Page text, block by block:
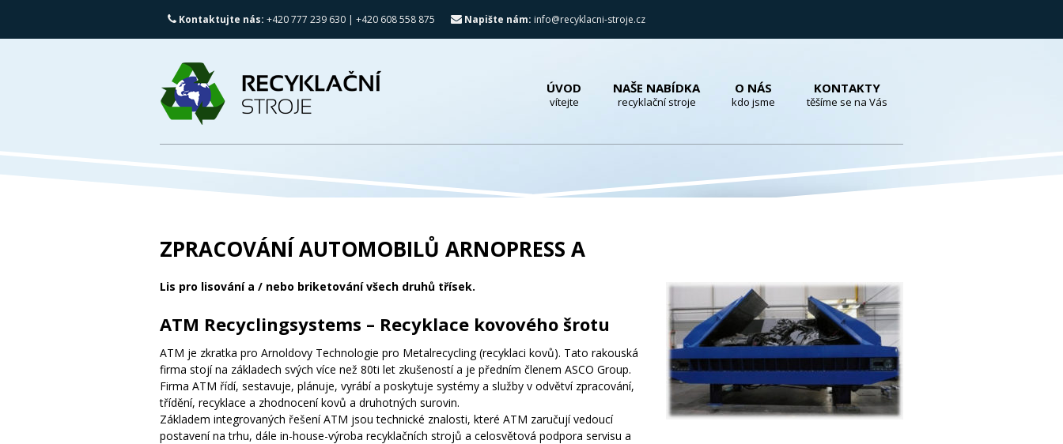
Kontaktujte nás: +420 777 239 630 | +420 608 558 875 Napište nám: info@recyklacni-stroje.cz
ÚVOD
vítejte
NAŠE NABÍDKA
recyklační stroje
O NÁS
kdo jsme
KONTAKTY
těšíme se na Vás
ZPRACOVÁNÍ AUTOMOBILŮ ARNOPRESS A
Lis pro lisování a / nebo briketování všech druhů třísek.
ATM Recyclingsystems – Recyklace kovového šrotu
ATM je zkratka pro Arnoldovy Technologie pro Metalrecycling (recyklaci kovů). Tato rakouská
firma stojí na základech svých více než 80ti let zkušeností a je předním členem ASCO Group.
Firma ATM řídí, sestavuje, plánuje, vyrábí a poskytuje systémy a služby v odvětví zpracování,
třídění, recyklace a zhodnocení kovů a druhotných surovin.
Základem integrovaných řešení ATM jsou technické znalosti, které ATM zaručují vedoucí
postavení na trhu, dále in-house-výroba recyklačních strojů a celosvětová podpora servisu a